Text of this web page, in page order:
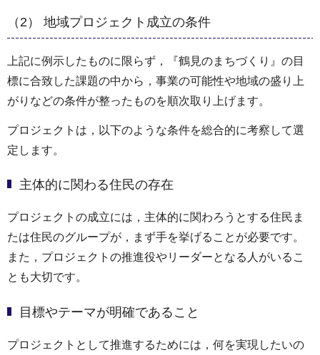
（2） 地域プロジェクト成立の条件
上記に例示したものに限らず，『鶴見のまちづくり』の目
標に合致した課題の中から，事業の可能性や地域の盛り上
がりなどの条件が整ったものを順次取り上げます。
プロジェクトは，以下のような条件を総合的に考察して選
定します。
主体的に関わる住民の存在
プロジェクトの成立には，主体的に関わろうとする住民ま
たは住民のグループが，まず手を挙げることが必要です。
また，プロジェクトの推進役やリーダーとなる人がいるこ
とも大切です。
目標やテーマが明確であること
プロジェクトとして推進するためには，何を実現したいの